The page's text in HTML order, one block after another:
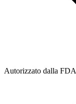
Autorizzato dalla FDA